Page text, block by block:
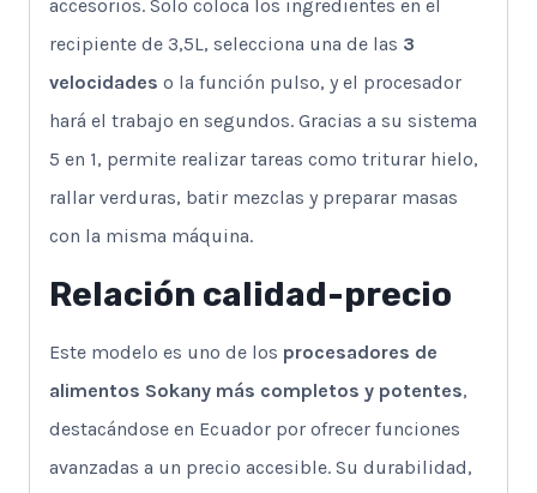
accesorios. Solo coloca los ingredientes en el
recipiente de 3,5L, selecciona una de las 3
velocidades o la función pulso, y el procesador
hará el trabajo en segundos. Gracias a su sistema
5 en 1, permite realizar tareas como triturar hielo,
rallar verduras, batir mezclas y preparar masas
con la misma máquina.
Relación calidad-precio
Este modelo es uno de los procesadores de
alimentos Sokany más completos y potentes,
destacándose en Ecuador por ofrecer funciones
avanzadas a un precio accesible. Su durabilidad,